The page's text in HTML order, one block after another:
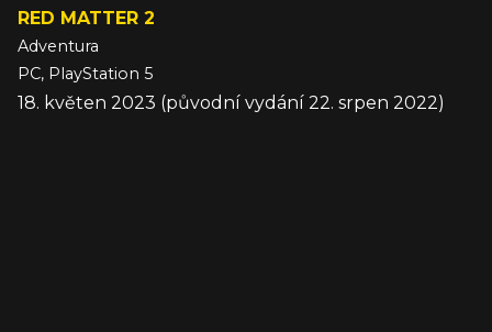
RED MATTER 2
Adventura
PC, PlayStation 5
18. květen 2023 (původní vydání 22. srpen 2022)